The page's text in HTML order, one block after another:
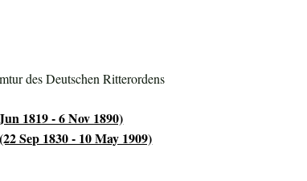
des Deutschen Ritterordens
1819 - 6 Nov 1890)
Sep 1830 - 10 May 1909)